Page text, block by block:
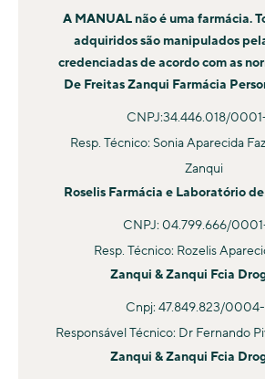
Além disso, os comprimidos
metabolizados pelo fígado, o que
a rapidez na absorção e na
¹Narang, Neha; Sharma, Jyoti.
Route for Systemic Drug Delivery.
Pharmacy and Pharmaceutical
tratamentos de queda capilar e de
um medicamento não interfere nos
ajudando a intensificar o fluxo
que tenha uma ereção*.
²Gallo L e colaboradores. The Daily
Arginine 2,500 mg and Tadalafil 5 mg
and in Monotherapy for the
Dysfunction: A Prospective,
Study. Sex Med. 2020 Jun
A MANUAL não é uma farmácia.
adquiridos são manipulados
credenciadas de acordo com as
De Freitas Zanqui Farmácia
CNPJ:34.446.018/
Resp. Técnico: Sonia Aparecida
Zanqui
Roselis Farmácia e Laboratório
CNPJ: 04.799.666/
Resp. Técnico: Rozelis
Zanqui & Zanqui Fcia
Cnpj: 47.849.823/
Responsável Técnico: Dr Fernando
Zanqui & Zanqui Fcia